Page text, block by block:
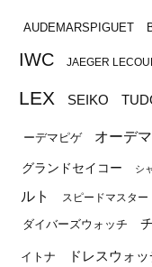
AUDEMARSPIGUET
IWC JAEGER
LEX
SEIKO
ーデマピゲ オーデ
グランドセイコー シ
ルト
スピードマスター
ダイバーズウォッチ
イトナ ドレスウォッ